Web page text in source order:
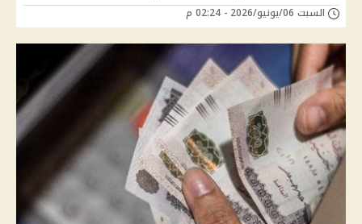
السبت 06/يونيو/2026 - 02:24 م